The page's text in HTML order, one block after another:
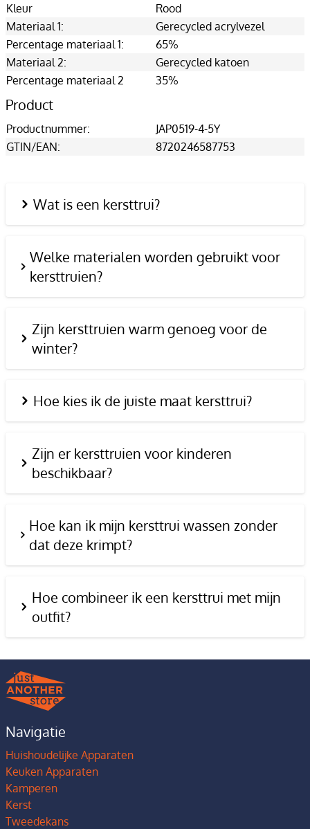
Kleur
Rood
Materiaal 1:
Gerecycled acrylvezel
Percentage materiaal 1:
65%
Materiaal 2:
Gerecycled katoen
Percentage materiaal 2
35%
Product
Productnummer:
JAP0519-4-5Y
GTIN/EAN:
8720246587753
Wat is een kersttrui?
Welke materialen worden gebruikt voor
kersttruien?
Zijn kersttruien warm genoeg voor de
winter?
Hoe kies ik de juiste maat kersttrui?
Zijn er kersttruien voor kinderen
beschikbaar?
Hoe kan ik mijn kersttrui wassen zonder
dat deze krimpt?
Hoe combineer ik een kersttrui met mijn
outfit?
Navigatie
Huishoudelijke Apparaten
Keuken Apparaten
Kamperen
Kerst
Tweedekans